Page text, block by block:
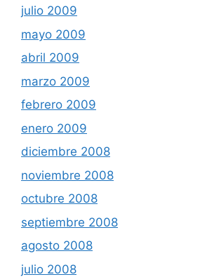
julio 2009
mayo 2009
abril 2009
marzo 2009
febrero 2009
enero 2009
diciembre 2008
noviembre 2008
octubre 2008
septiembre 2008
agosto 2008
julio 2008